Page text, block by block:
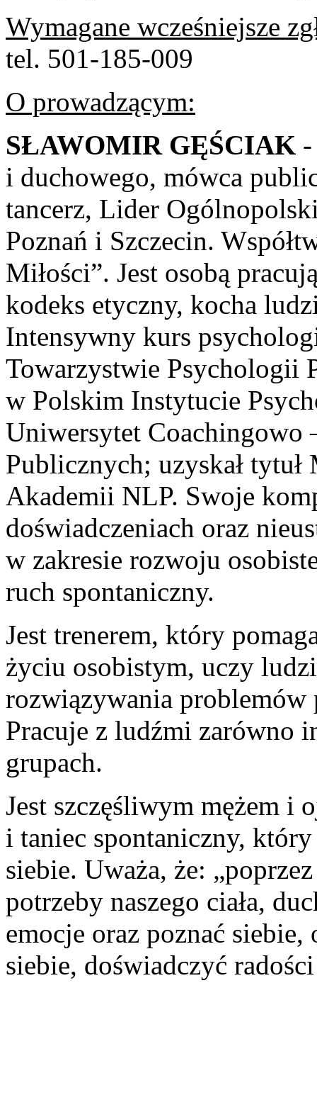
Wymagane wcześniejsze
tel. 501-185-009
O prowadzącym:
SŁAWOMIR GĘŚCIAK
i duchowego, mówca
tancerz, Lider
Poznań i Szczecin.
Miłości”. Jest osobą
kodeks etyczny, kocha
Intensywny kurs
Towarzystwie Psychologii
w Polskim Instytucie
Uniwersytet Coachingowo
Publicznych; uzyskał
Akademii NLP. Swoje
doświadczeniach oraz
w zakresie rozwoju
ruch spontaniczny.
Jest trenerem, który
życiu osobistym, uczy
rozwiązywania
Pracuje z ludźmi zarówno
grupach.
Jest szczęśliwym mężem i
i taniec spontaniczny,
siebie. Uważa, że:
potrzeby naszego ciała,
emocje oraz poznać
siebie, doświadczyć